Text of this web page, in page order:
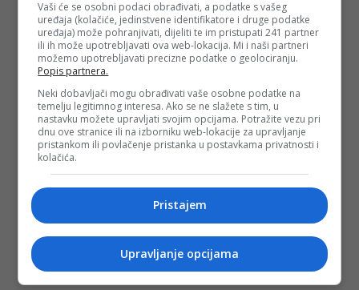
(FENA/ad)
PODIJELI NA
Depo.bapratite putem društvenih mrežaTwitteriFacebook
Vaši će se osobni podaci obrađivati, a podatke s vašeg
uređaja (kolačiće, jedinstvene identifikatore i druge podatke
uređaja) može pohranjivati, dijeliti te im pristupati 241 partner
ili ih može upotrebljavati ova web-lokacija. Mi i naši partneri
možemo upotrebljavati precizne podatke o geolociranju.
Popis partnera.
Neki dobavljači mogu obrađivati vaše osobne podatke na
temelju legitimnog interesa. Ako se ne slažete s tim, u
nastavku možete upravljati svojim opcijama. Potražite vezu pri
dnu ove stranice ili na izborniku web-lokacije za upravljanje
pristankom ili povlačenje pristanka u postavkama privatnosti i
kolačića.
Pristajem
Upravljanje opcijama